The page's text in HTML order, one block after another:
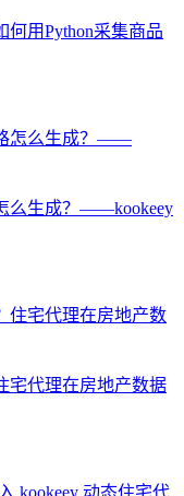
何用Python采集商品
么生成？——kookeey
宅代理在房地产数据